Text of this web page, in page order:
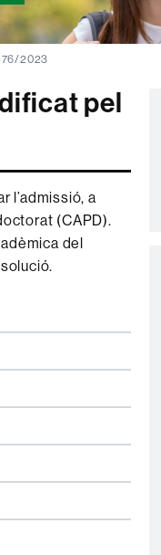
2023
pel
l’admissió, a
(CAPD).
del